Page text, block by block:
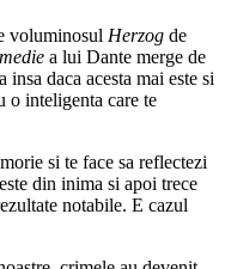
voluminosul Herzog de
a lui Dante merge de
daca acesta mai este si
o inteligenta care te
si te face sa reflectezi
din inima si apoi trece
notabile. E cazul